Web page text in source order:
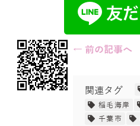
← 前の記事へ
関連タグ
稲毛海岸
千葉市